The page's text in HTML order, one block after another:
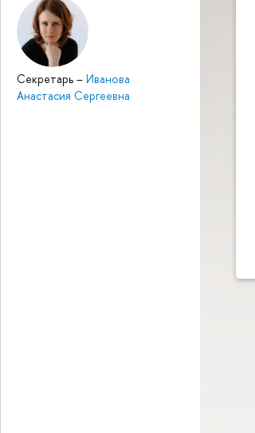
Секретарь – Иванова
Анастасия Сергеевна